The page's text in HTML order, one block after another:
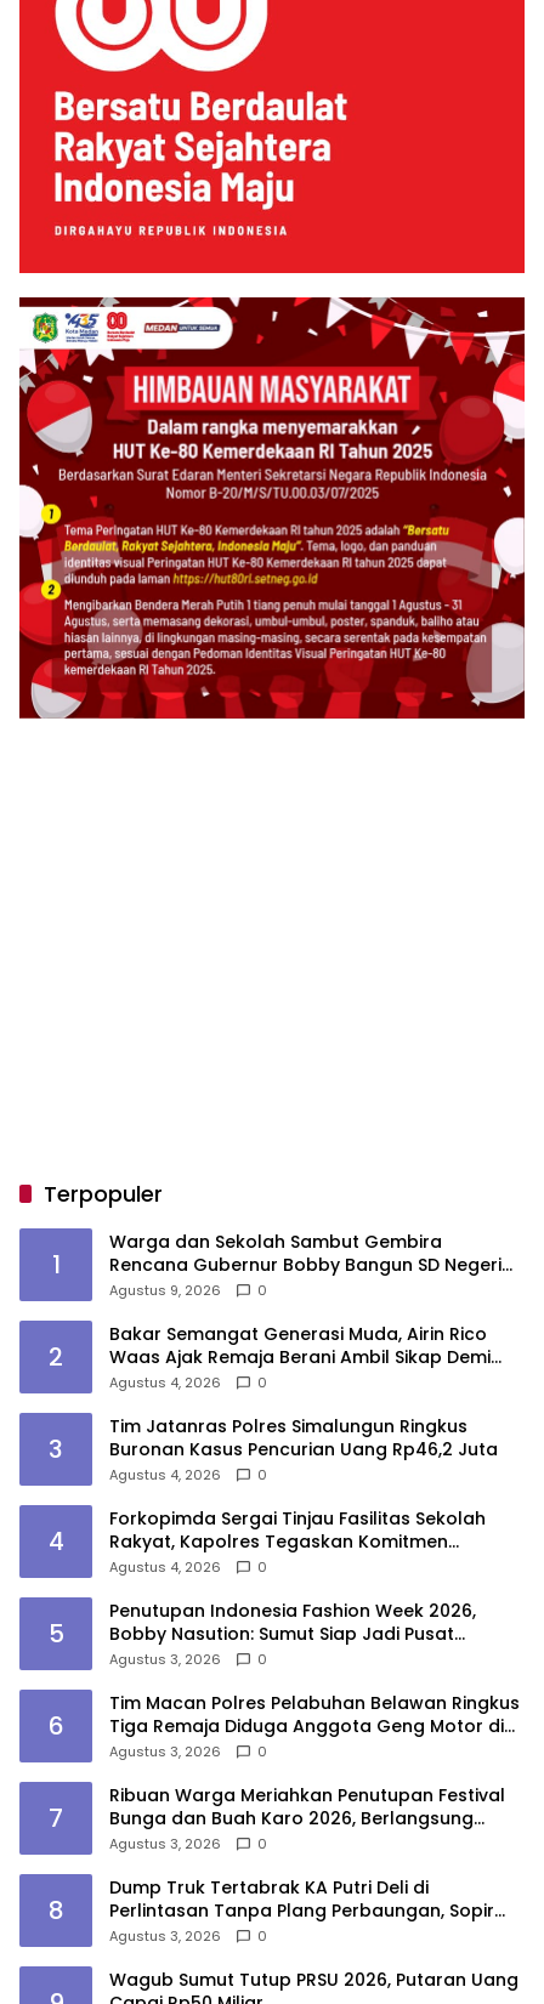
Terpopuler
1
Warga dan Sekolah Sambut Gembira
Rencana Gubernur Bobby Bangun SD Negeri
Lasara di Nias Utara
Agustus 9, 2026 0
2
Bakar Semangat Generasi Muda, Airin Rico
Waas Ajak Remaja Berani Ambil Sikap Demi
Masa Depan
Agustus 4, 2026 0
3
Tim Jatanras Polres Simalungun Ringkus
Buronan Kasus Pencurian Uang Rp46,2 Juta
Agustus 4, 2026 0
4
Forkopimda Sergai Tinjau Fasilitas Sekolah
Rakyat, Kapolres Tegaskan Komitmen
Ciptakan Lingkungan Belajar Aman dan
Agustus 4, 2026 0
5
Penutupan Indonesia Fashion Week 2026,
Bobby Nasution: Sumut Siap Jadi Pusat
Fashion Indonesia Lewat Wastra
Agustus 3, 2026 0
6
Tim Macan Polres Pelabuhan Belawan Ringkus
Tiga Remaja Diduga Anggota Geng Motor di
Marelan
Agustus 3, 2026 0
7
Ribuan Warga Meriahkan Penutupan Festival
Bunga dan Buah Karo 2026, Berlangsung
Aman di Bawah Pengamanan Gabungan
Agustus 3, 2026 0
8
Dump Truk Tertabrak KA Putri Deli di
Perlintasan Tanpa Plang Perbaungan, Sopir
Tewas
Agustus 3, 2026 0
Wagub Sumut Tutup PRSU 2026, Putaran Uang